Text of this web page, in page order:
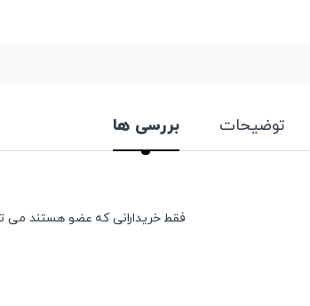
توضیحات بررسی ها
فقط خریدارانی که عضو هستند می